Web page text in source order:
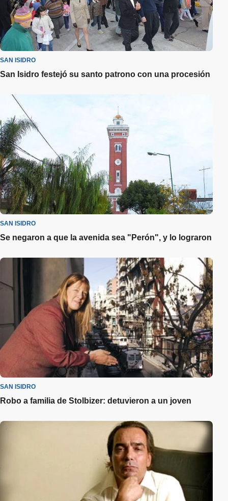
SAN ISIDRO
San Isidro festejó su santo patrono con una procesión
SAN ISIDRO
Se negaron a que la avenida sea "Perón", y lo lograron
SAN ISIDRO
Robo a familia de Stolbizer: detuvieron a un joven